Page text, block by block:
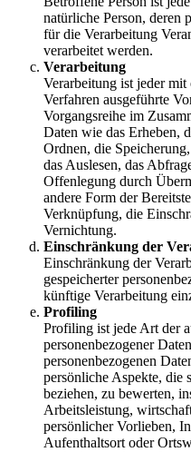
natürliche Person, deren
für die Verarbeitung
verarbeitet werden.
Verarbeitung
Verarbeitung ist jeder
Verfahren ausgeführte
Vorgangsreihe im
Daten wie das Erheben,
Ordnen, die
das Auslesen, das
Offenlegung durch
andere Form der
Verknüpfung, die
Vernichtung.
Einschränkung der
Einschränkung der
gespeicherter
künftige Verarbeitung
Profiling
Profiling ist jede Art der
personenbezogener
personenbezogenen
persönliche Aspekte, die
beziehen, zu bewerten,
Arbeitsleistung,
persönlicher Vorlieben,
Aufenthaltsort oder